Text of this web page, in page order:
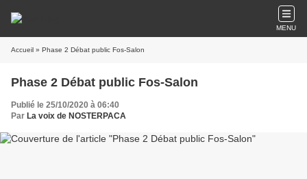
MENU
Accueil » Phase 2 Débat public Fos-Salon
Phase 2 Débat public Fos-Salon
Publié le 25/10/2020 à 06:40
Par La voix de NOSTERPACA